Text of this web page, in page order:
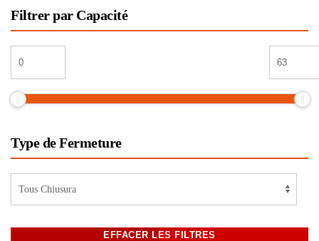
Filtrer par Capacité
Type de Fermeture